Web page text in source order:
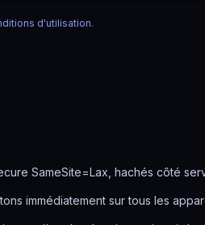
d'utilisation.
SameSite=Lax, hachés côté
immédiatement sur tous les